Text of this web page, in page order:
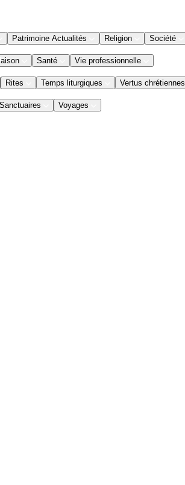
Patrimoine Actualités Religion Société
Santé Vie professionnelle
Rites Temps liturgiques Vertus chrétiennes
Sanctuaires Voyages